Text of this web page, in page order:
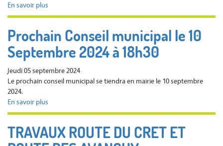
En savoir plus
REPORT
TRAVAUX
ROUTE
DU
CRET
ET
24H
Prochain Conseil municipal le 10
Septembre 2024 à 18h30
Jeudi 05 septembre 2024
Le prochain conseil municipal se tiendra en mairie le 10 septembre
2024.
En savoir plus
Prochain
municipal
le
TRAVAUX ROUTE DU CRET ET